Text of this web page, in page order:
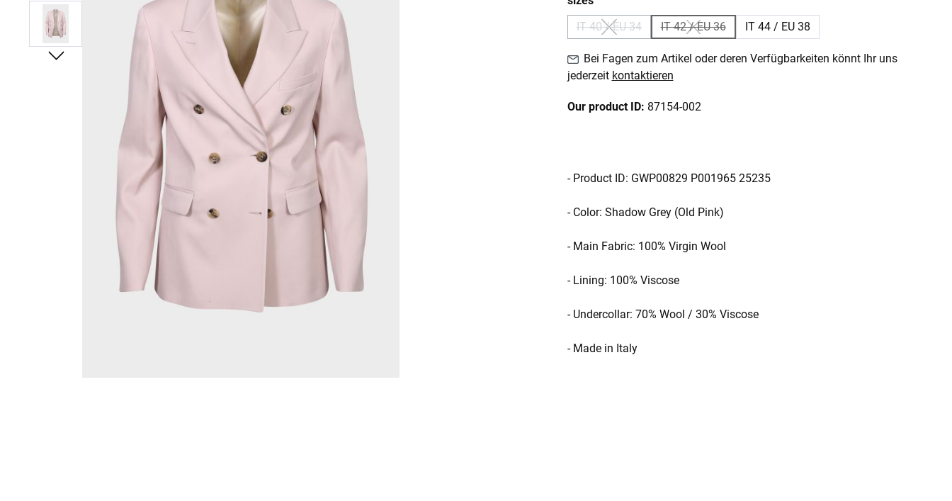
IT 40 / EU 34
(Diese Option ist zurzeit nicht verfügbar.)
IT 42 / EU 36
(Diese Option ist zurzeit nicht verfügbar.)
IT 44 / EU 38
Bei Fagen zum Artikel oder deren Verfügbarkeiten könnt Ihr uns
jederzeit kontaktieren
Our product ID: 87154-002
- Product ID: GWP00829 P001965 25235
- Color: Shadow Grey (Old Pink)
- Main Fabric: 100% Virgin Wool
- Lining: 100% Viscose
- Undercollar: 70% Wool / 30% Viscose
- Made in Italy